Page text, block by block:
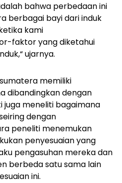
bahwa perbedaan ini
berbagai bayi dari induk
kami
faktor yang diketahui
ujarnya.
memiliki
dibandingkan dengan
juga meneliti bagaimana
dengan
peneliti menemukan
penyesuaian yang
pengasuhan mereka dan
berbeda satu sama lain
ini.